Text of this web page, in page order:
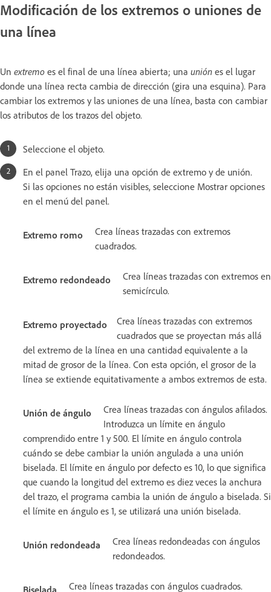
Modificación de los extremos o uniones de
una línea
Un extremo es el final de una línea abierta; una unión es el lugar
donde una línea recta cambia de dirección (gira una esquina). Para
cambiar los extremos y las uniones de una línea, basta con cambiar
los atributos de los trazos del objeto.
Seleccione el objeto.
En el panel Trazo, elija una opción de extremo y de unión.
Si las opciones no están visibles, seleccione Mostrar opciones
en el menú del panel.
Extremo romo
Crea líneas trazadas con extremos
cuadrados.
Extremo redondeado
Crea líneas trazadas con extremos en
semicírculo.
Extremo proyectado
Crea líneas trazadas con extremos
cuadrados que se proyectan más allá
del extremo de la línea en una cantidad equivalente a la
mitad de grosor de la línea. Con esta opción, el grosor de la
línea se extiende equitativamente a ambos extremos de esta.
Unión de ángulo
Crea líneas trazadas con ángulos afilados.
Introduzca un límite en ángulo
comprendido entre 1 y 500. El límite en ángulo controla
cuándo se debe cambiar la unión angulada a una unión
biselada. El límite en ángulo por defecto es 10, lo que significa
que cuando la longitud del extremo es diez veces la anchura
del trazo, el programa cambia la unión de ángulo a biselada. Si
el límite en ángulo es 1, se utilizará una unión biselada.
Unión redondeada
Crea líneas redondeadas con ángulos
redondeados.
Biselada Crea líneas trazadas con ángulos cuadrados.